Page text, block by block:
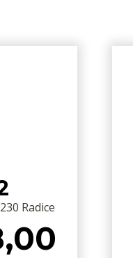
Radice